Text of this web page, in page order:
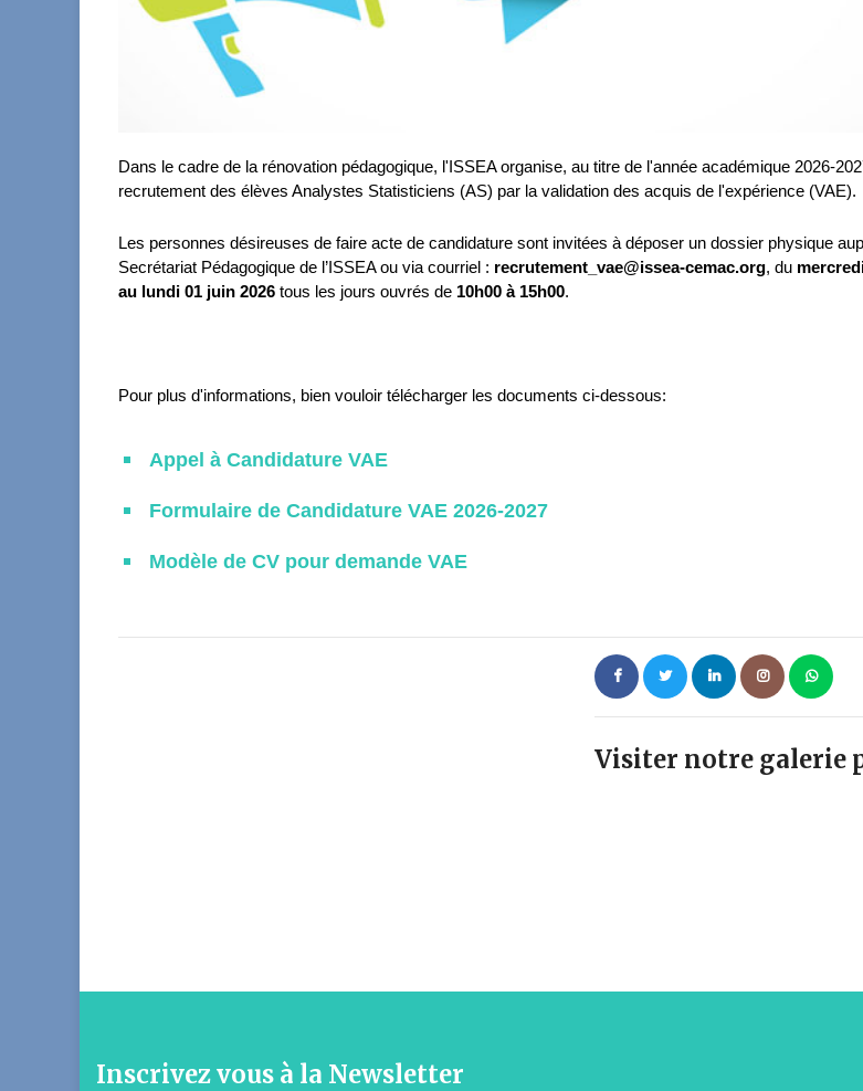
Dans le cadre de la rénovation pédagogique, l'ISSEA organise, au titre de l'année académique 2026-
recrutement des élèves Analystes Statisticiens (AS) par la validation des acquis de l'expérience (VAE).
Les personnes désireuses de faire acte de candidature sont invitées à déposer un dossier physique
Secrétariat Pédagogique de l’ISSEA ou via courriel : recrutement_vae@issea-cemac.org, du
au lundi 01 juin 2026 tous les jours ouvrés de 10h00 à 15h00.
Pour plus d'informations, bien vouloir télécharger les documents ci-dessous:
Appel à Candidature VAE
Formulaire de Candidature VAE 2026-2027
Modèle de CV pour demande VAE
Visiter notre galerie
Inscrivez vous à la Newsletter